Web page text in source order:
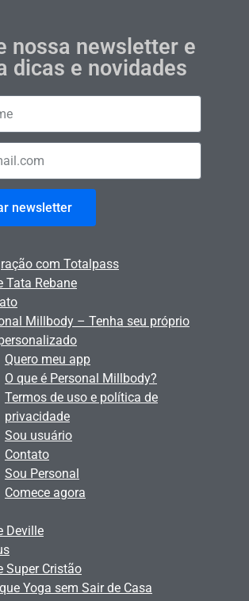
nossa newsletter e
dicas e novidades
newsletter
com Totalpass
Tata Rebane
Millbody – Tenha seu próprio
Quero meu app
O que é Personal Millbody?
Termos de uso e política de
privacidade
Sou usuário
Contato
Sou Personal
Comece agora
Deville
Super Cristão
Yoga sem Sair de Casa